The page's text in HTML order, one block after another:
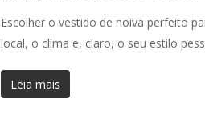
Escolher o vestido de noiva perfeito
local, o clima e, claro, o seu estilo
Leia mais